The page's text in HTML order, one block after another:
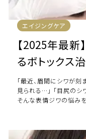
エイジングケア
【2025年最
るボトックス
「最近、眉間にシワが刻
見られる…」 「目尻のシ
そんな表情ジワの悩み